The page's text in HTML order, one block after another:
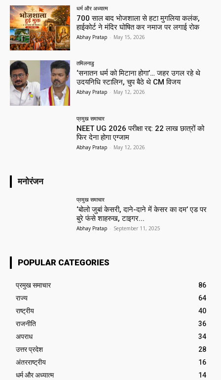
धर्म और अध्यात्म
700 साल बाद भोजशाला से हटा मुगलिया कलंक,
हाईकोर्ट ने मंदिर घोषित कर नमाज पर लगाई रोक
Abhay Pratap - May 15, 2026
तमिलनाडु
‘सनातन धर्म को मिटाना होगा’… जहर उगल रहे थे
उदयनिधि स्टालिन, चुप बैठे थे CM विजय
Abhay Pratap - May 12, 2026
प्रमुख समाचार‎
NEET UG 2026 परीक्षा रद्द: 22 लाख छात्रों को
फिर देना होगा एग्जाम
Abhay Pratap - May 12, 2026
मनोरंजन
प्रमुख समाचार‎
‘बोलो जुबां केसरी, दाने-दाने में केसर का दम’ एड पर
बुरे फंसे शाहरुख, टाइगर...
Abhay Pratap - September 11, 2025
POPULAR CATEGORIES
प्रमुख समाचार‎
86
राज्य
64
राष्ट्रीय
40
राजनीति
36
अपराध
34
उत्तर प्रदेश
28
अंतरराष्ट्रीय
16
धर्म और अध्यात्म
14